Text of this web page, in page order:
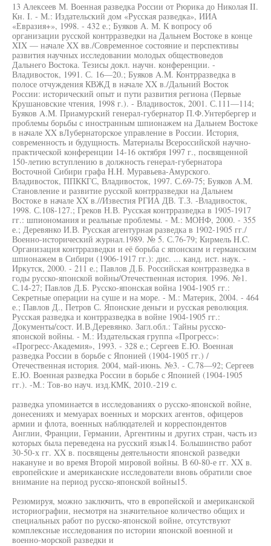
13 Алексеев М. Военная разведка России от Рюрика до Николая II.
Кн. I. - М.: Издательский дом «Русская разведка», ИИА
«Евразия+», 1998. - 432 е.; Буяков А. М. К вопросу об
организации русской контрразведки на Дальнем Востоке в конце
XIX — начале XX вв./Современное состояние и перспективы
развития научных исследовании молодых обществоведов
Дальнего Востока. Тезисы докл. научн. конференции. -
Владивосток, 1991. С. 16—20.; Буяков A.M. Контрразведка в
полосе отчуждения КВЖД в начале XX в./Дальний Восток
России: исторический опыт и пути развития региона (Первые
Крушановские чтения, 1998 г.). - Владивосток, 2001. С.111—114;
Буяков A.M. Приамурский генерал-губернатор П.Ф.Унтербергер и
проблемы борьбы с иностранным шпионажем на Дальнем Востоке
в начале XX вЛубернаторское управление в России. История,
современность и будущность. Материалы Всероссийской научно-
практической конференции 14-16 октября 1997 г., посвященной
150-летию вступлению в должность генерал-губернатора
Восточной Сибири графа H.H. Муравьева-Амурского.
Владивосток, ППККГС, Владивосток, 1997. С.69-75; Буяков A.M.
Становление и развитие русской контрразведки на Дальнем
Востоке в начале XX в.//Известия РГИА ДВ. Т.З. -Владивосток,
1998. С.108-127.; Греков Н.В. Русская контрразведка в 1905-1917
гг.: шпиономания и реальные проблемы. - М.: МОНФ, 2000. - 355
е.; Деревянко И.В. Русская агентурная разведка в 1902-1905 гг./
Военно-исторический журнал.1989. № 5. С.76-79; Кирмель H.C.
Организация контрразведки и её борьба с японским и германским
шпионажем в Сибири (1906-1917 гг.): дис. ... канд. ист. наук. -
Иркутск, 2000. - 211 е.; Павлов Д.Б. Российская контрразведка в
годы русско-японской войны/Отечественная история. 1996. №1.
С.14-27; Павлов Д.Б. Русско-японская война 1904-1905 гг.:
Секретные операции на суше и на море. - М.: Материк, 2004. - 464
е.; Павлов Д., Петров С. Японские деньги и русская революция.
Русская разведка и контрразведка в войне 1904-1905 гг.:
Документы/сост. И.В.Деревянко. Загл.обл.: Тайны русско-
японской войны. - М.: Издательская группа «Прогресс»:
«Прогресс-Академия», 1993. - 328 е.; Сергеев Е.Ю. Военная
разведка России в борьбе с Японией (1904-1905 гг.) /
Отечественная история. 2004, май-июнь. №3. - С.78—92; Сергеев
Е.Ю. Военная разведка России в борьбе с Японией (1904-1905
гг.). -М.: Тов-во науч. изд.КМК, 2010.-219 с.
разведка упоминается в исследованиях о русско-японской войне,
донесениях и мемуарах военных и морских агентов, офицеров
армии и флота, военных наблюдателей и корреспондентов
Англии, Франции, Германии, Аргентины и других стран, часть из
которых была переведена на русский язык14. Большинство работ
30-50-х гг. XX в. посвящены деятельности японской разведки
накануне и во время Второй мировой войны. В 60-80-е гг. XX в.
европейские и американские исследователи вновь обратили свое
внимание на период русско-японской войны15.
Резюмируя, можно заключить, что в европейской и американской
историографии, несмотря на значительное количество общих и
специальных работ по русско-японской войне, отсутствуют
комплексные исследования по истории японской военной и
военно-морской разведки и